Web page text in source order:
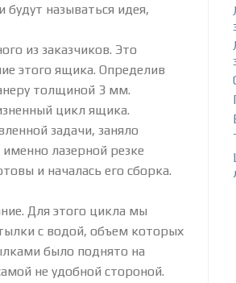
называться идея,
из заказчиков. Это
этого ящика. Определив
толщиной 3 мм.
цикл ящика.
задачи, заняло
лазерной резке
и началась его сборка.
Для этого цикла мы
с водой, объем которых
было поднято на
не удобной стороной.